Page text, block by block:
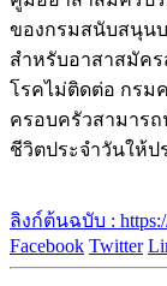
ของกรมสนับสนุนบ
สำหรับอาสาสมัค
โรคไม่ติดต่อ กรม
ครอบครัวสามารถ
ชีวิตประจำวันให้ป
ลิงก์ต้นฉบับ : https://
Facebook Twitter